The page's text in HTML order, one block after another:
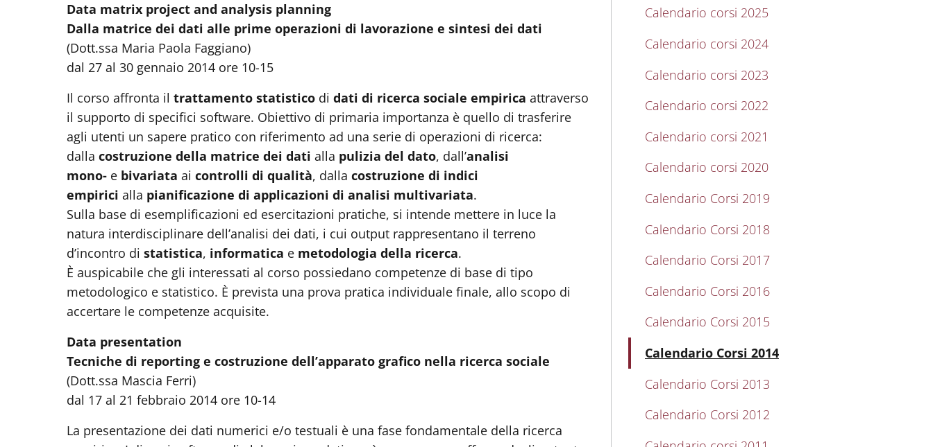
Data matrix project and analysis planning
Dalla matrice dei dati alle prime operazioni di lavorazione e sintesi dei dati
(Dott.ssa Maria Paola Faggiano)
dal 27 al 30 gennaio 2014 ore 10-15
Il corso affronta il trattamento statistico di dati di ricerca sociale empirica attraverso
il supporto di specifici software. Obiettivo di primaria importanza è quello di trasferire
agli utenti un sapere pratico con riferimento ad una serie di operazioni di ricerca:
dalla costruzione della matrice dei dati alla pulizia del dato, dall’analisi
mono- e bivariata ai controlli di qualità, dalla costruzione di indici
empirici alla pianificazione di applicazioni di analisi multivariata.
Sulla base di esemplificazioni ed esercitazioni pratiche, si intende mettere in luce la
natura interdisciplinare dell’analisi dei dati, i cui output rappresentano il terreno
d’incontro di statistica, informatica e metodologia della ricerca.
È auspicabile che gli interessati al corso possiedano competenze di base di tipo
metodologico e statistico. È prevista una prova pratica individuale finale, allo scopo di
accertare le competenze acquisite.
Data presentation
Tecniche di reporting e costruzione dell’apparato grafico nella ricerca sociale
(Dott.ssa Mascia Ferri)
dal 17 al 21 febbraio 2014 ore 10-14
La presentazione dei dati numerici e/o testuali è una fase fondamentale della ricerca
Calendario corsi 2025
Calendario corsi 2024
Calendario corsi 2023
Calendario corsi 2022
Calendario corsi 2021
Calendario corsi 2020
Calendario Corsi 2019
Calendario Corsi 2018
Calendario Corsi 2017
Calendario Corsi 2016
Calendario Corsi 2015
Calendario Corsi 2014
Calendario Corsi 2013
Calendario Corsi 2012